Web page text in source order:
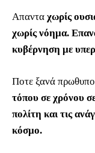
Απαντα χωρίς
χωρίς νόημα.
κυβέρνηση με
Ποτε ξανά
τόπου σε χρόνου
πολίτη και τις
κόσμο.